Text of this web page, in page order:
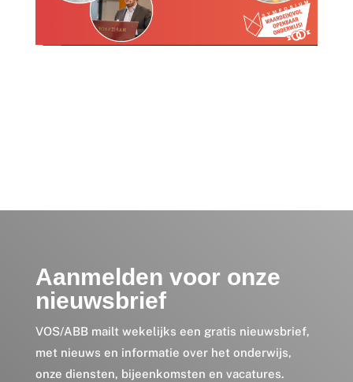
Aanmelden voor onze
nieuwsbrief
VOS/ABB mailt wekelijks een gratis nieuwsbrief,
met nieuws en informatie over het onderwijs,
onze diensten, bijeenkomsten en vacatures.